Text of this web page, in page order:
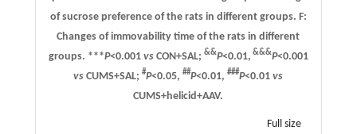
of sucrose preference of the rats in different groups. F:
Changes of immovability time of the rats in different
groups. ***P<0.001 vsCON+SAL; &&P<0.01, &&&P<0.001
vs CUMS+SAL;#P<0.05,##P<0.01,###P<0.01vs
CUMS+helicid+AAV.
Full size